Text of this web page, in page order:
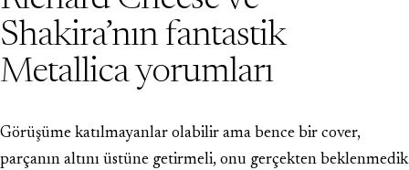
Shakira’nın fantastik
Metallica yorumları
Görüşüme katılmayanlar olabilir ama bence bir cover,
parçanın altını üstüne getirmeli, onu gerçekten beklenmedik